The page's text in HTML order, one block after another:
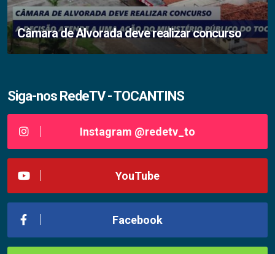
Câmara de Alvorada deve realizar concurso
Siga-nos RedeTV - TOCANTINS
Instagram @redetv_to
YouTube
Facebook